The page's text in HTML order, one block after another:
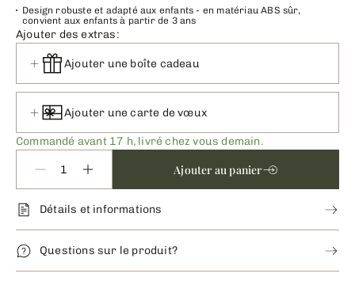
Design robuste et adapté aux enfants - en matériau ABS sûr,
convient aux enfants à partir de 3 ans
Ajouter des extras:
Ajouter une boîte cadeau
Ajouter une carte de vœux
Commandé avant 17 h, livré chez vous demain.
Ajouter au panier
Détails et informations
Questions sur le produit?